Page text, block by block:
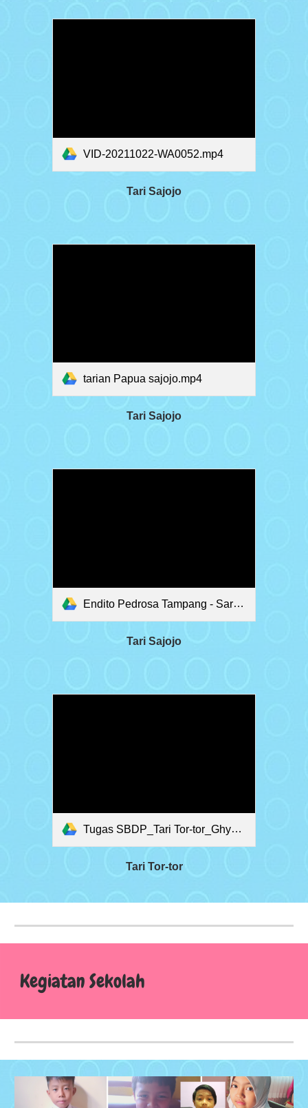
VID-20211022-WA0052.mp4
Tari Sajojo
tarian Papua sajojo.mp4
Tari Sajojo
Endito Pedrosa Tampang - Sarjojo
Tari Sajojo
Tugas SBDP_Tari Tor-tor_Ghyna Orhyza F_5c_17.mp4
Tari Tor-tor
KegiatanSekolah